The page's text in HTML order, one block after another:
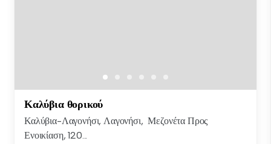
Καλύβια θορικού
Καλύβια-Λαγονήσι, Λαγονήσι, Μεζονέτα Προς
Ενοικίαση, 120...